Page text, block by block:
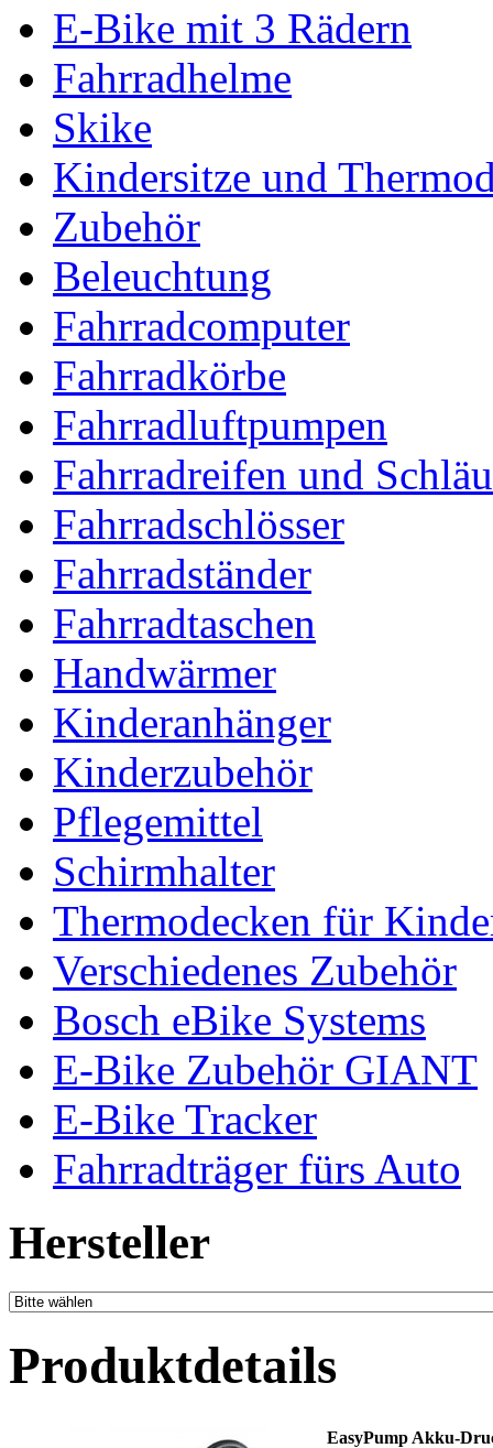
E-Bike mit 3 Rädern
Fahrradhelme
Skike
Kindersitze und
Zubehör
Beleuchtung
Fahrradcomputer
Fahrradkörbe
Fahrradluftpumpen
Fahrradreifen und
Fahrradschlösser
Fahrradständer
Fahrradtaschen
Handwärmer
Kinderanhänger
Kinderzubehör
Pflegemittel
Schirmhalter
Thermodecken für
Verschiedenes Zubehör
Bosch eBike Systems
E-Bike Zubehör GIANT
E-Bike Tracker
Fahrradträger fürs Auto
Hersteller
Produktdetails
EasyPump Akku-